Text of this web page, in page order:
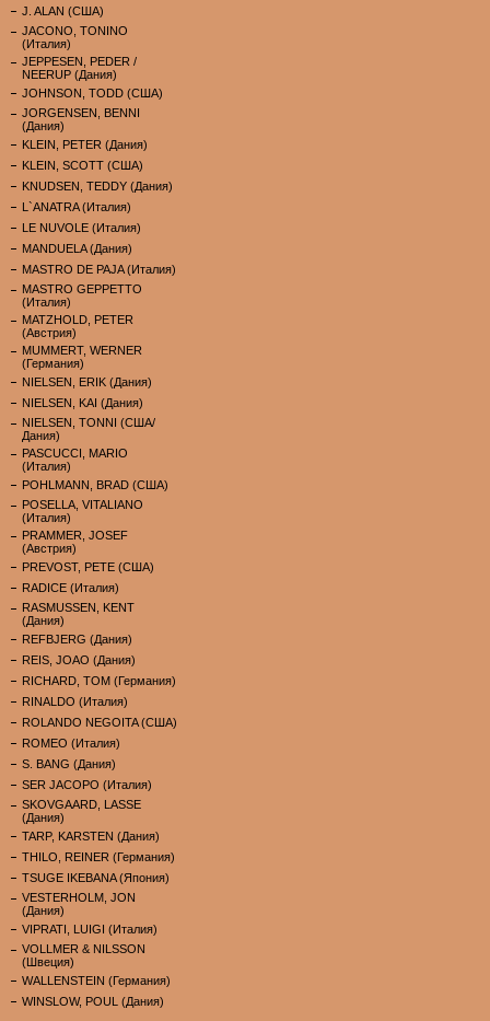
J. ALAN (США)
JACONO, TONINO
(Италия)
JEPPESEN, PEDER /
NEERUP (Дания)
JOHNSON, TODD (США)
JORGENSEN, BENNI
(Дания)
KLEIN, PETER (Дания)
KLEIN, SCOTT (США)
KNUDSEN, TEDDY (Дания)
L`ANATRA (Италия)
LE NUVOLE (Италия)
MANDUELA (Дания)
MASTRO DE PAJA (Италия)
MASTRO GEPPETTO
(Италия)
MATZHOLD, PETER
(Австрия)
MUMMERT, WERNER
(Германия)
NIELSEN, ERIK (Дания)
NIELSEN, KAI (Дания)
NIELSEN, TONNI (США/
Дания)
PASCUCCI, MARIO
(Италия)
POHLMANN, BRAD (США)
POSELLA, VITALIANO
(Италия)
PRAMMER, JOSEF
(Австрия)
PREVOST, PETE (США)
RADICE (Италия)
RASMUSSEN, KENT
(Дания)
REFBJERG (Дания)
REIS, JOAO (Дания)
RICHARD, TOM (Германия)
RINALDO (Италия)
ROLANDO NEGOITA (США)
ROMEO (Италия)
S. BANG (Дания)
SER JACOPO (Италия)
SKOVGAARD, LASSE
(Дания)
TARP, KARSTEN (Дания)
THILO, REINER (Германия)
TSUGE IKEBANA (Япония)
VESTERHOLM, JON
(Дания)
VIPRATI, LUIGI (Италия)
VOLLMER & NILSSON
(Швеция)
WALLENSTEIN (Германия)
WINSLOW, POUL (Дания)